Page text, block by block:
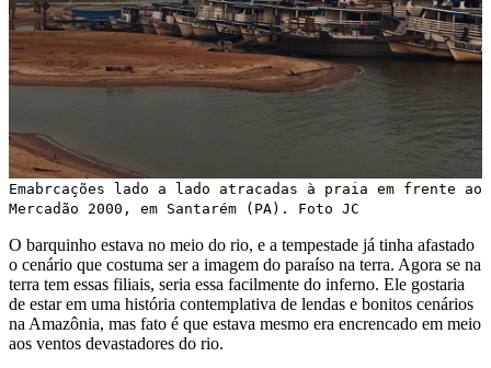
Emabrcações lado a lado atracadas à praia em frente ao
Mercadão 2000, em Santarém (PA). Foto JC
O barquinho estava no meio do rio, e a tempestade já tinha afastado
o cenário que costuma ser a imagem do paraíso na terra. Agora se na
terra tem essas filiais, seria essa facilmente do inferno. Ele gostaria
de estar em uma história contemplativa de lendas e bonitos cenários
na Amazônia, mas fato é que estava mesmo era encrencado em meio
aos ventos devastadores do rio.